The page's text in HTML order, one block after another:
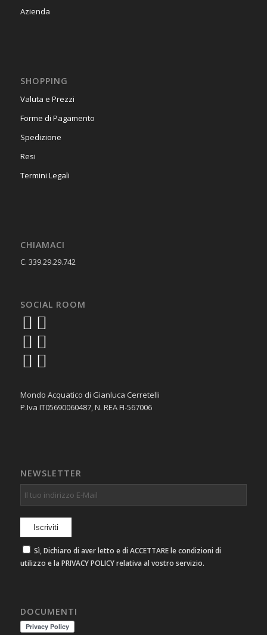
Azienda
SHOPPING
Valuta e Prezzi
Forme di Pagamento
Spedizione
Resi
Termini Legali
CHIAMACI
C. 339.29.29.742
SOCIAL ROOM
Mondo Acquatico di Gianluca Cerretelli
P.Iva IT05690060487, N. REA FI-567006
NEWSLETTER
Sì, Dichiaro di aver letto e di ACCETTARE le condizioni di
utilizzo e la PRIVACY POLICY relativa al vostro servizio.
DOCUMENTI